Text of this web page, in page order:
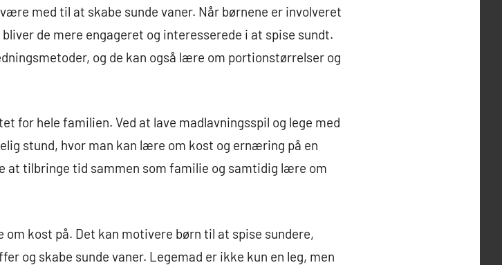
med til at skabe sunde vaner. Når børnene er involveret
de mere engageret og interesserede i at spise sundt.
og de kan også lære om portionstørrelser og
for hele familien. Ved at lave madlavningsspil og lege med
stund, hvor man kan lære om kost og ernæring på en
at tilbringe tid sammen som familie og samtidig lære om
kost på. Det kan motivere børn til at spise sundere,
og skabe sunde vaner. Legemad er ikke kun en leg, men